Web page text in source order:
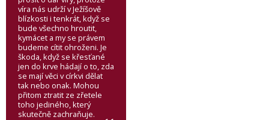
víra nás udrží v Ježíšově
blízkosti i tenkrát, když se
bude všechno hroutit,
kymácet a my se právem
budeme cítit ohroženi. Je
škoda, když se křesťané
jen do krve hádají o to, zda
se mají věci v církvi dělat
tak nebo onak. Mohou
přitom ztratit ze zřetele
toho jediného, který
skutečně zachraňuje.